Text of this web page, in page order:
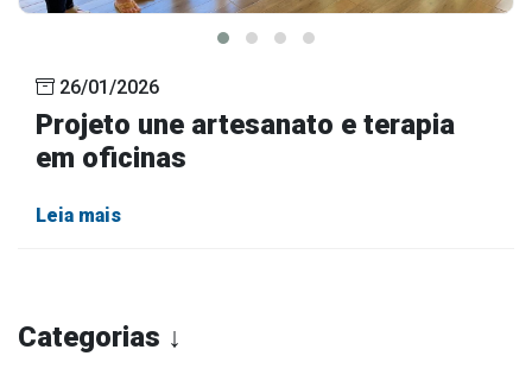
Categorias ↓
26/01/2026
Projeto une artesanato e terapia
em oficinas
Leia mais